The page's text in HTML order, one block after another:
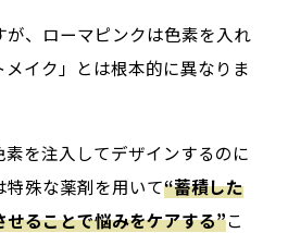
が、ローマピンクは色素を入れ
イク」とは根本的に異なりま
を注入してデザインするのに
殊な薬剤を用いて“蓄積した
ることで悩みをケアする”こ